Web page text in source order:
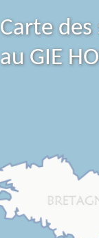
Carte
au GIE